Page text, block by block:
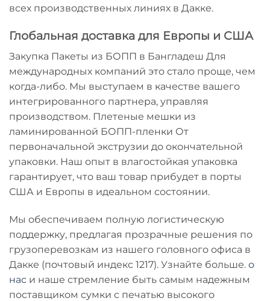
всех производственных линиях в Дакке.
Глобальная доставка для Европы и США
Закупка Пакеты из БОПП в Бангладеш Для
международных компаний это стало проще, чем
когда-либо. Мы выступаем в качестве вашего
интегрированного партнера, управляя
производством. Плетеные мешки из
ламинированной БОПП-пленки От
первоначальной экструзии до окончательной
упаковки. Наш опыт в влагостойкая упаковка
гарантирует, что ваш товар прибудет в порты
США и Европы в идеальном состоянии.
Мы обеспечиваем полную логистическую
поддержку, предлагая прозрачные решения по
грузоперевозкам из нашего головного офиса в
Дакке (почтовый индекс 1217). Узнайте больше. о
нас и наше стремление быть самым надежным
поставщиком сумки с печатью высокого